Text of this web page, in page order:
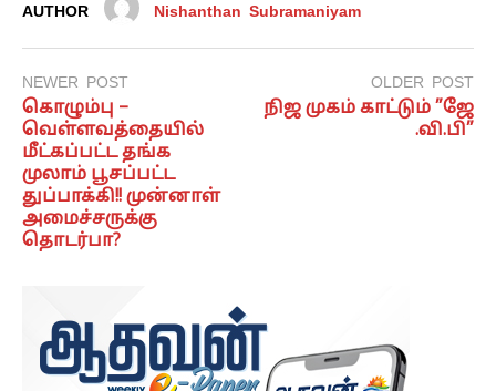
AUTHOR Nishanthan Subramaniyam
NEWER POST
கொழும்பு –
வெள்ளவத்தையில்
மீட்கப்பட்ட தங்க
முலாம் பூசப்பட்ட
துப்பாக்கி!! முன்னாள்
அமைச்சருக்கு
தொடர்பா?
OLDER POST
நிஜ முகம் காட்டும் ”ஜே
.வி.பி”